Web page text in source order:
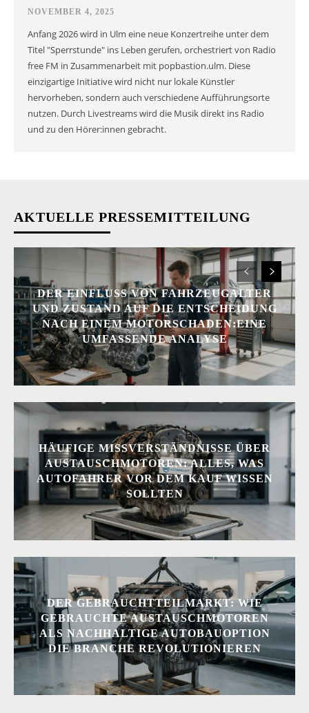
NOVEMBER 4, 2025
Anfang 2026 wird in Ulm eine neue Konzertreihe unter dem
Titel "Sperrstunde" ins Leben gerufen, orchestriert von Radio
free FM in Zusammenarbeit mit popbastion.ulm. Diese
einzigartige Initiative wird nicht nur lokale Künstler
hervorheben, sondern auch verschiedene Aufführungsorte
nutzen. Durch Livestreams wird die Musik direkt ins Radio
und zu den Hörer:innen gebracht.
AKTUELLE PRESSEMITTEILUNG
DER EINFLUSS VON FAHRZEUGALTER
UND ZUSTAND AUF DIE ENTSCHEIDUNG
NACH EINEM MOTORSCHADEN:EINE
UMFASSENDE ANALYSE
HÄUFIGE MISSVERSTÄNDNISSE ÜBER
AUSTAUSCHMOTOREN: ALLES, WAS
AUTOFAHRER VOR DEM KAUF WISSEN
SOLLTEN
DER GEBRAUCHTTEILMARKT: WIE
GEBRAUCHTE AUSTAUSCHMOTOREN
ALS NACHHALTIGE AUTOBAUOPTION
DIE BRANCHE REVOLUTIONIEREN